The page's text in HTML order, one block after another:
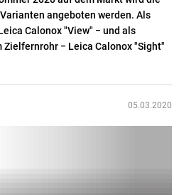
angeboten werden. Als
Calonox "View" − und als
− Leica Calonox "Sight"
05.03.2020